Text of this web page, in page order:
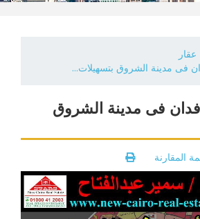
للبيع أرض 50 فدان فى مدينة الشروق
المقارنة